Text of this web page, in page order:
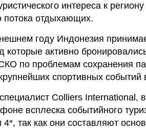
интереса к
потока отдыхающих.
году Индонезия
которые активно
по проблемам сохранения
спортивных событий
Colliers International,
всплеска событийного
так как они составляют